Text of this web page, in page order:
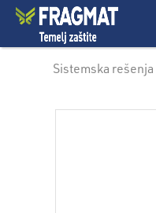
Sistemska rešenja